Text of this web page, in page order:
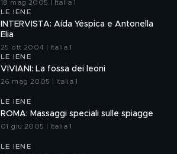
18 mag 2005 | Italia 1
LE IENE
INTERVISTA: Aída Yéspica e Antonella
Elia
25 ott 2004 | Italia 1
LE IENE
VIVIANI: La fossa dei leoni
26 mag 2005 | Italia 1
LE IENE
ROMA: Massaggi speciali sulle spiagge
01 giu 2005 | Italia 1
LE IENE